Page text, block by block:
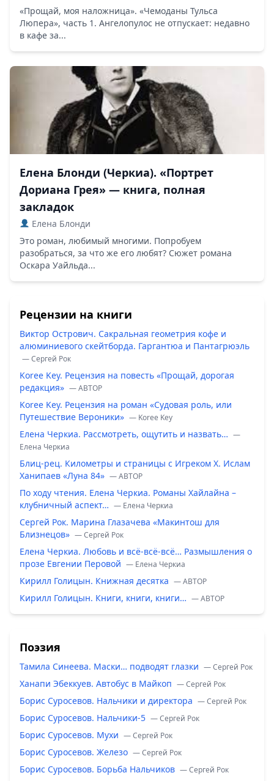
«Прощай, моя наложница». «Чемоданы Тульса
Люпера», часть 1. Ангелопулос не отпускает: недавно
в кафе за...
Елена Блонди (Черкиа). «Портрет
Дориана Грея» — книга, полная
закладок
Елена Блонди
Это роман, любимый многими. Попробуем
разобраться, за что же его любят? Сюжет романа
Оскара Уайльда...
Рецензии на книги
Виктор Острович. Сакральная геометрия кофе и
алюминиевого скейтборда. Гаргантюа и Пантагрюэль
— Сергей Рок
Koree Key. Рецензия на повесть «Прощай, дорогая
редакция» — ABTOP
Koree Key. Рецензия на роман «Судовая роль, или
Путешествие Вероники» — Koree Key
Елена Черкиа. Рассмотреть, ощутить и назвать… —
Елена Черкиа
Блиц-рец. Километры и страницы с Игреком Х. Ислам
Ханипаев «Луна 84» — ABTOP
По ходу чтения. Елена Черкиа. Романы Хайлайна –
клубничный аспект… — Елена Черкиа
Сергей Рок. Марина Глазачева «Макинтош для
Близнецов» — Сергей Рок
Елена Черкиа. Любовь и всё-всё-всё… Размышления о
прозе Евгении Перовой — Елена Черкиа
Кирилл Голицын. Книжная десятка — ABTOP
Кирилл Голицын. Книги, книги, книги… — ABTOP
Поэзия
Тамила Синеева. Маски… подводят глазки — Сергей Рок
Ханапи Эбеккуев. Автобус в Майкоп — Сергей Рок
Борис Суросевов. Нальчики и директора — Сергей Рок
Борис Суросевов. Нальчики-5 — Сергей Рок
Борис Суросевов. Мухи — Сергей Рок
Борис Суросевов. Железо — Сергей Рок
Борис Суросевов. Борьба Нальчиков — Сергей Рок